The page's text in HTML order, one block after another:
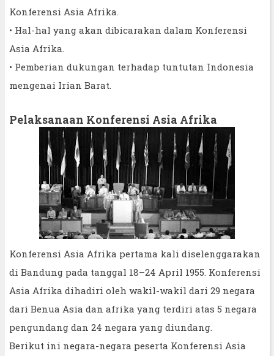
Konferensi Asia Afrika.
• Hal-hal yang akan dibicarakan dalam Konferensi
Asia Afrika.
• Pemberian dukungan terhadap tuntutan Indonesia
mengenai Irian Barat.
Pelaksanaan Konferensi Asia Afrika
Konferensi Asia Afrika pertama kali diselenggarakan
di Bandung pada tanggal 18–24 April 1955. Konferensi
Asia Afrika dihadiri oleh wakil-wakil dari 29 negara
dari Benua Asia dan afrika yang terdiri atas 5 negara
pengundang dan 24 negara yang diundang.
Berikut ini negara-negara peserta Konferensi Asia